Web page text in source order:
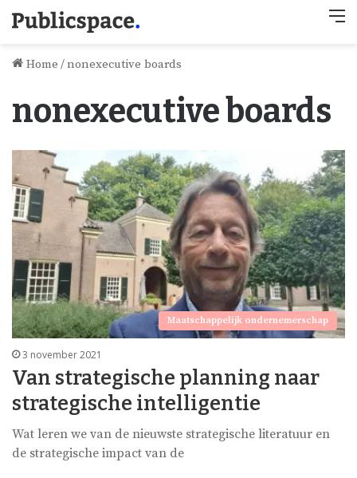
Home /nonexecutive boards
nonexecutive boards
Maatschappelijk ondernemerschap
3 november 2021
Van strategische planning naar
strategische intelligentie
Wat leren we van de nieuwste strategische literatuur en
de strategische impact van de